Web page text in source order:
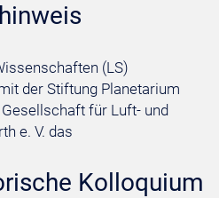
(LS)
der Stiftung Planetarium
für Luft- und
e. V. das
Kolloquium